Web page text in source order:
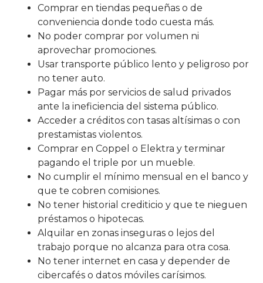
Comprar en tiendas pequeñas o de
conveniencia donde todo cuesta más.
No poder comprar por volumen ni
aprovechar promociones.
Usar transporte público lento y peligroso por
no tener auto.
Pagar más por servicios de salud privados
ante la ineficiencia del sistema público.
Acceder a créditos con tasas altísimas o con
prestamistas violentos.
Comprar en Coppel o Elektra y terminar
pagando el triple por un mueble.
No cumplir el mínimo mensual en el banco y
que te cobren comisiones.
No tener historial crediticio y que te nieguen
préstamos o hipotecas.
Alquilar en zonas inseguras o lejos del
trabajo porque no alcanza para otra cosa.
No tener internet en casa y depender de
cibercafés o datos móviles carísimos.